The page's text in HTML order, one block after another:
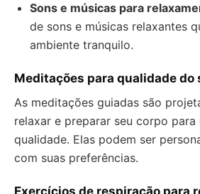
Sons e músicas para
de sons e músicas relaxantes
ambiente tranquilo.
Meditações para qualidade do
As meditações guiadas são
relaxar e preparar seu corpo para
qualidade. Elas podem ser
com suas preferências.
Exercícios de respiração para